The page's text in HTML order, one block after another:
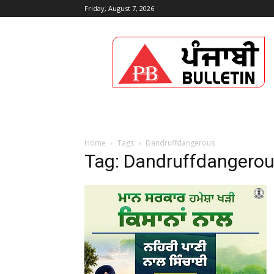
Friday, August 7, 2026
Punjabi
Bulletin
Home Tags Dandruffdangerous
Tag: